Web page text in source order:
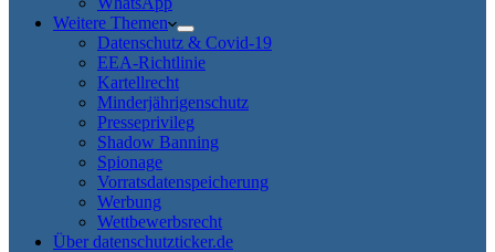
Weitere Themen
Datenschutz & Covid-19
EEA-Richtlinie
Kartellrecht
Minderjährigenschutz
Presseprivileg
Shadow Banning
Spionage
Vorratsdatenspeicherung
Werbung
Wettbewerbsrecht
Über datenschutzticker.de